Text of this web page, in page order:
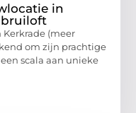
in
Kerkrade (meer
om zijn prachtige
scala aan unieke